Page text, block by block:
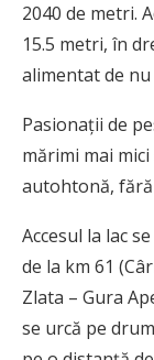
2040 de metri.
15.5 metri, în
alimentat de
Pasionații de
mărimi mai
autohtonă,
Accesul la lac
de la km 61
Zlata – Gura
se urcă pe